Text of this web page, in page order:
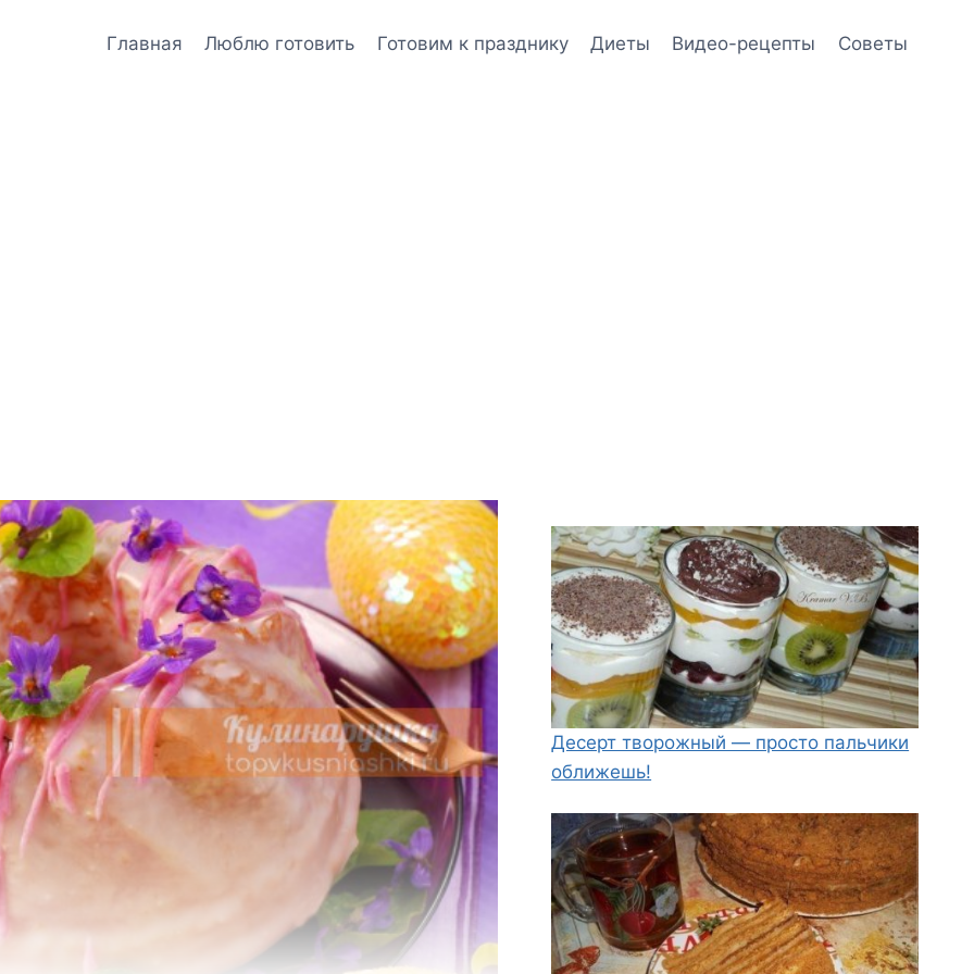
Главная Люблю готовить Готовим к празднику Диеты Видео-рецепты Советы
Десерт творожный — просто пальчики
оближешь!